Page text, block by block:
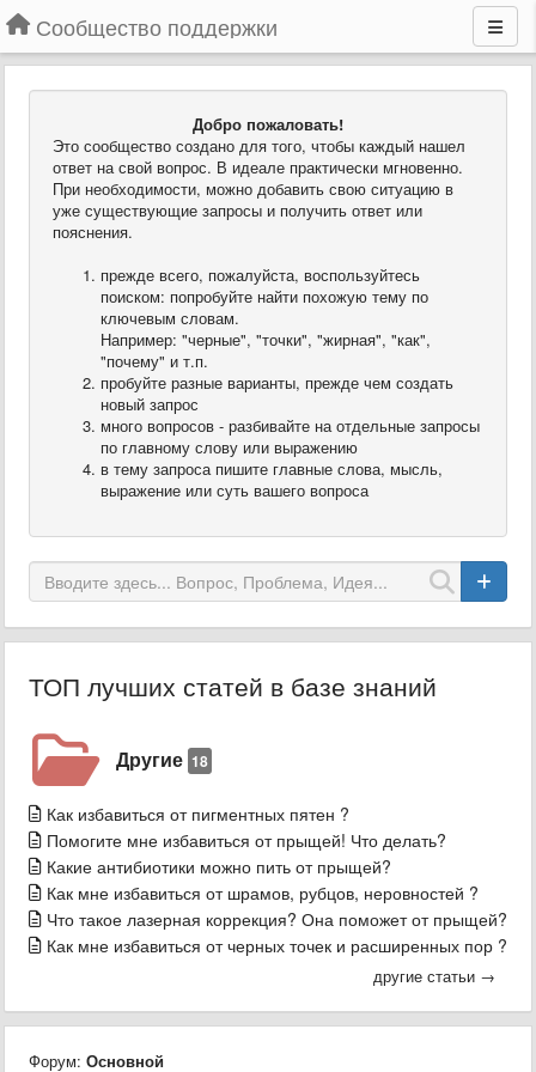
Сообщество поддержки
Добро пожаловать!
Это сообщество создано для того, чтобы каждый нашел
ответ на свой вопрос. В идеале практически мгновенно.
При необходимости, можно добавить свою ситуацию в
уже существующие запросы и получить ответ или
пояснения.
прежде всего, пожалуйста, воспользуйтесь
поиском: попробуйте найти похожую тему по
ключевым словам.
Например: "черные", "точки", "жирная", "как",
"почему" и т.п.
пробуйте разные варианты, прежде чем создать
новый запрос
много вопросов - разбивайте на отдельные запросы
по главному слову или выражению
в тему запроса пишите главные слова, мысль,
выражение или суть вашего вопроса
ТОП лучших статей в базе знаний
Другие 18
Как избавиться от пигментных пятен ?
Помогите мне избавиться от прыщей! Что делать?
Какие антибиотики можно пить от прыщей?
Как мне избавиться от шрамов, рубцов, неровностей ?
Что такое лазерная коррекция? Она поможет от прыщей?
Как мне избавиться от черных точек и расширенных пор ?
другие статьи →
Форум: Основной